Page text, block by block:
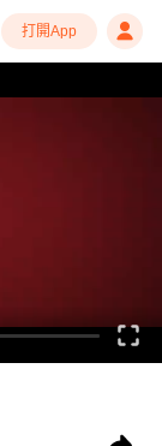
打開App